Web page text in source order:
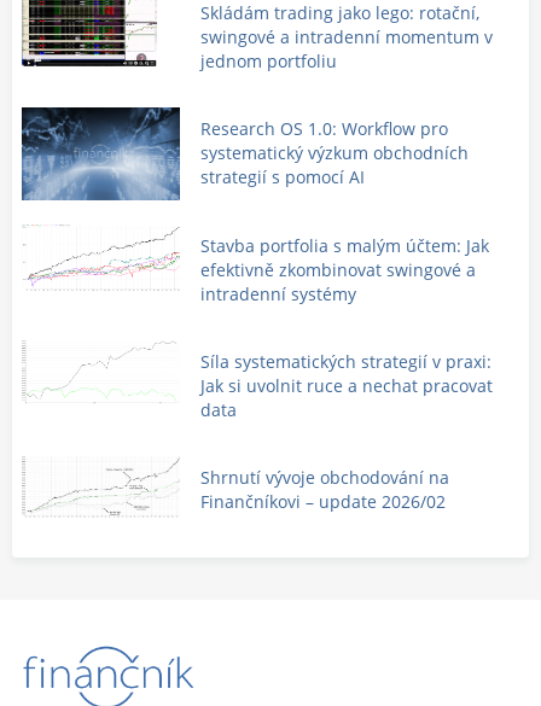
Skládám trading jako lego: rotační,
swingové a intradenní momentum v
jednom portfoliu
Research OS 1.0: Workflow pro
systematický výzkum obchodních
strategií s pomocí AI
Stavba portfolia s malým účtem: Jak
efektivně zkombinovat swingové a
intradenní systémy
Síla systematických strategií v praxi:
Jak si uvolnit ruce a nechat pracovat
data
Shrnutí vývoje obchodování na
Finančníkovi – update 2026/02